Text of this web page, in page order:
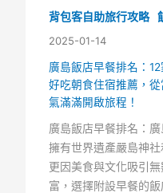
背包客自助旅行攻略
2025-01-14
廣島飯店早餐排名：
好吃朝食住宿推薦，
氣滿滿開啟旅程！
廣島飯店早餐排名：
擁有世界遺產嚴島神
更因美食與文化吸引
富，選擇附設早餐的